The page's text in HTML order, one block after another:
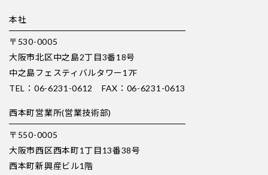
本社
〒530-0005
大阪市北区中之島2丁目3番18号
中之島フェスティバルタワー17F
TEL：06-6231-0612 FAX：06-6231-0613
西本町営業所(営業技術部)
〒550-0005
大阪市西区西本町1丁目13番38号
西本町新興産ビル1階